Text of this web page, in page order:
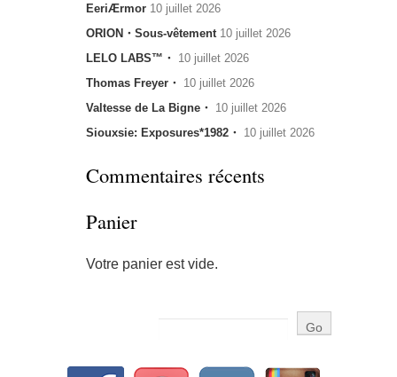
EeriÆrmor 10 juillet 2026
ORION・Sous-vêtement 10 juillet 2026
LELO LABS™・ 10 juillet 2026
Thomas Freyer・ 10 juillet 2026
Valtesse de La Bigne・ 10 juillet 2026
Siouxsie: Exposures*1982・ 10 juillet 2026
Commentaires récents
Panier
Votre panier est vide.